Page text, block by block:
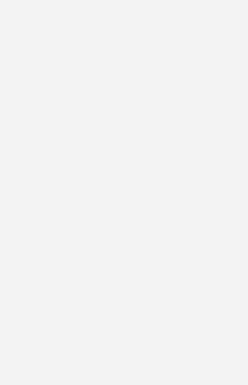
und werkvertragliche
Mit den Schallschutzstufen
der akustischen Qualität
ist die SSt II VDI
Regel einen zeitgemäßen
festgelegt.
sollte SSt III explizit
sollten schalltechnische
den Vertragsparteien
Gerichtsurteile legen
deutlich unter 30 dB(A), am
schalltechnischen